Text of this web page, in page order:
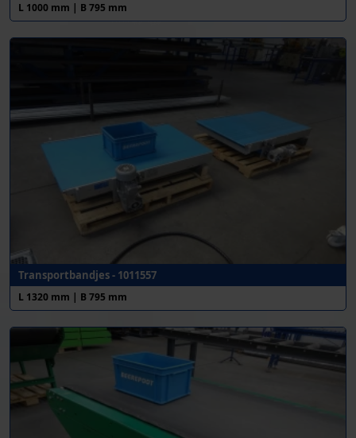
L 1000 mm | B 795 mm
Transportbandjes - 1011557
L 1320 mm | B 795 mm